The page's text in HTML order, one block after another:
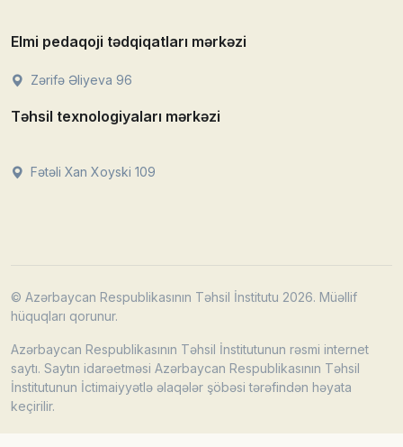
Elmi pedaqoji tədqiqatları mərkəzi
Zərifə Əliyeva 96
Təhsil texnologiyaları mərkəzi
Fətəli Xan Xoyski 109
© Azərbaycan Respublikasının Təhsil İnstitutu 2026. Müəllif
hüquqları qorunur.
Azərbaycan Respublikasının Təhsil İnstitutunun rəsmi internet
saytı. Saytın idarəetməsi Azərbaycan Respublikasının Təhsil
İnstitutunun İctimaiyyətlə əlaqələr şöbəsi tərəfindən həyata
keçirilir.